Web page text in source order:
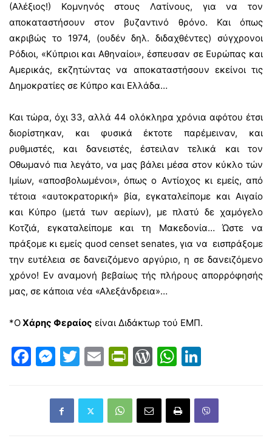
(Αλέξιος!) Κομνηνός στους Λατίνους, για να τον
αποκαταστήσουν στον βυζαντινό θρόνο. Και όπως
ακριβώς το 1974, (ουδέν δηλ. διδαχθέντες) σύγχρονοι
Ρόδιοι, «Κύπριοι και Αθηναίοι», έσπευσαν σε Ευρώπας και
Αμερικάς, εκζητώντας να αποκαταστήσουν εκείνοι τις
Δημοκρατίες σε Κύπρο και Ελλάδα…
Και τώρα, όχι 33, αλλά 44 ολόκληρα χρόνια αφότου έτσι
διορίστηκαν, και φυσικά έκτοτε παρέμειναν, και
ρυθμιστές, και δανειστές, έστειλαν τελικά και τον
Οθωμανό πια λεγάτο, να μας βάλει μέσα στον κύκλο τών
Ιμίων, «αποσβολωμένοι», όπως ο Αντίοχος κι εμείς, από
τέτοια «αυτοκρατορική» βία, εγκαταλείπομε και Αιγαίο
και Κύπρο (μετά των αερίων), με πλατύ δε χαμόγελο
Κοτζιά, εγκαταλείπομε και τη Μακεδονία… Ώστε να
πράξομε κι εμείς quod censet senates, για να εισπράξομε
την ευτέλεια σε δανειζόμενο αργύριο, η σε δανειζόμενο
χρόνο! Εν αναμονή βεβαίως τής πλήρους απορρόφησής
μας, σε κάποια νέα «Αλεξάνδρεια»…
*ΟΧάρης Φεραίος είναι Διδάκτωρ τού ΕΜΠ.
Facebook
Messenger
Twitter
EmailPrintFriendly
WordPress
WhatsApp